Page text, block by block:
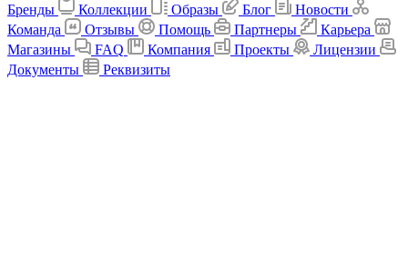
Бренды
Коллекции Образы Блог
Новости
Команда
Отзывы Помощь Партнеры
Карьера
Магазины
FAQ Компания Проекты
Лицензии
Документы
Реквизиты